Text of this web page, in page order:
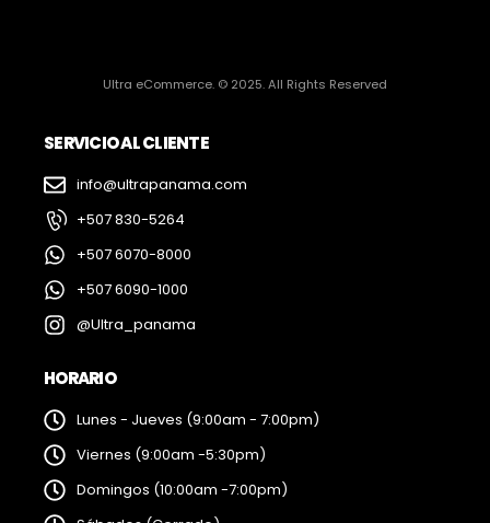
Ultra eCommerce. © 2025. All Rights Reserved
SERVICIO AL CLIENTE
info@ultrapanama.com
+507 830-5264
+507 6070-8000
+507 6090-1000
@Ultra_panama
HORARIO
Lunes - Jueves (9:00am - 7:00pm)
Viernes (9:00am -5:30pm)
Domingos (10:00am -7:00pm)